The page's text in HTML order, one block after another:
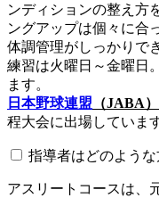
ンディションの整え方
ングアップは個々に合
体調管理がしっかりで
練習は火曜日～金曜日
ます。
日本野球連盟 （JABA）
程大会に出場しています
指導者はどのような
アスリートコースは、